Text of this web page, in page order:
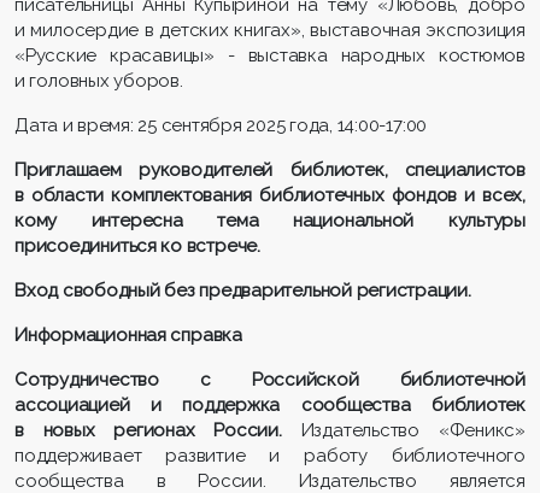
писательницы Анны Купыриной на тему «Любовь, добро
и милосердие в детских книгах», выставочная экспозиция
«Русские красавицы» - выставка народных костюмов
и головных уборов.
Дата и время: 25 сентября 2025 года, 14:00-17:00
Приглашаем руководителей библиотек, специалистов
в области комплектования библиотечных фондов и всех,
кому интересна тема национальной культуры
присоединиться ко встрече.
Вход свободный без предварительной регистрации.
Информационная справка
Сотрудничество с Российской библиотечной
ассоциацией и поддержка сообщества библиотек
в новых регионах России.Издательство «Феникс»
поддерживает развитие и работу библиотечного
сообщества в России. Издательство является